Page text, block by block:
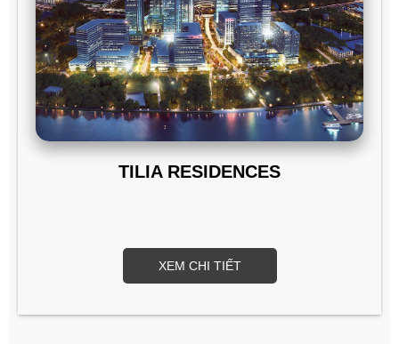
TILIA RESIDENCES
XEM CHI TIẾT